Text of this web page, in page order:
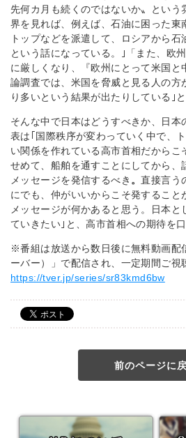
先何カ月も続くのではないか〟という
界を見れば、例えば、石油に困った東
トップなどを派遣して、ロシアから石
という話になっている。｣「また、欧
に厳しくなり、『欧州にとって米国と
論調査では、米国を脅威と見る人の方
り多いという結果が出たりしている｣
そんな中で日本はどうすべきか、日本
表は｢国際秩序が変わっていく中で、
い関係を作れている高市首相だからこ
せめて、船舶を通すことにしてから、
メッセージを発信するべき 。直接言う
にでも、仲がいいからこそ発すること
メッセージが何かあると思う。日本と
ていきたい｣と、高市首相への期待を口
※番組は放送から数日後に無料動画配
ーバー）
」で配信され、一定期間ご視
https://tver.jp/series/sr83kmd6bw
前のページに